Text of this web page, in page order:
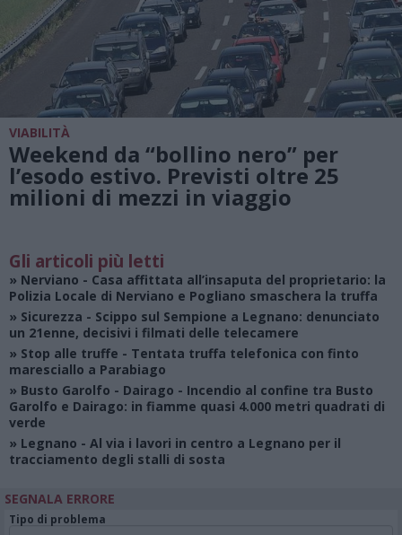
VIABILITÀ
Weekend da “bollino nero” per
l’esodo estivo. Previsti oltre 25
milioni di mezzi in viaggio
Gli articoli più letti
» Nerviano - Casa affittata all’insaputa del proprietario: la
Polizia Locale di Nerviano e Pogliano smaschera la truffa
» Sicurezza - Scippo sul Sempione a Legnano: denunciato
un 21enne, decisivi i filmati delle telecamere
» Stop alle truffe - Tentata truffa telefonica con finto
maresciallo a Parabiago
» Busto Garolfo - Dairago - Incendio al confine tra Busto
Garolfo e Dairago: in fiamme quasi 4.000 metri quadrati di
verde
» Legnano - Al via i lavori in centro a Legnano per il
tracciamento degli stalli di sosta
SEGNALA ERRORE
Tipo di problema